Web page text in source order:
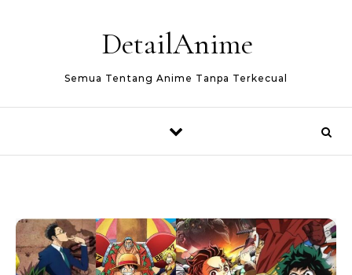
DetailAnime
Semua Tentang Anime Tanpa Terkecual